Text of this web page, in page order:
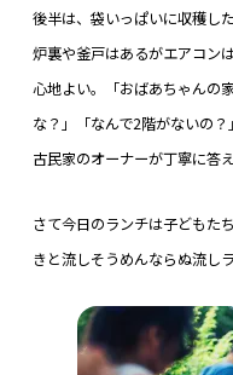
後半は、袋いっぱいに収穫し
炉裏や釜戸はあるがエアコン
心地よい。「おばあちゃんの
な？」「なんで2階がないの
古民家のオーナーが丁寧に答え
さて今日のランチは子どもた
きと流しそうめんならぬ流し